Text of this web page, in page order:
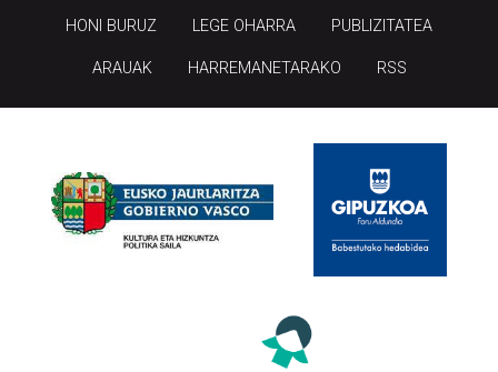
HONI BURUZ LEGE OHARRA PUBLIZITATEA
ARAUAK HARREMANETARAKO RSS